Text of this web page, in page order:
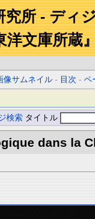
究所 - ディ
洋文庫所蔵
像サムネイル - 目次 -ペ
検索 タイトル
dans la